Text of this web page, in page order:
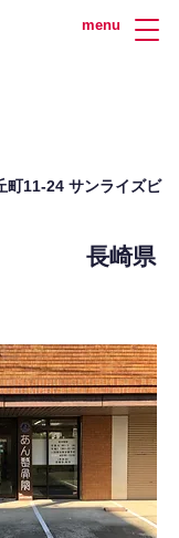
menu
町11-24 サンライズビ
長崎県